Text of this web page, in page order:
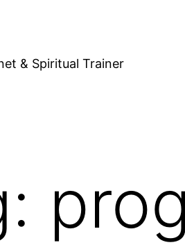
& Spiritual Trainer